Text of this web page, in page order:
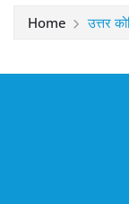
Home उत्तर